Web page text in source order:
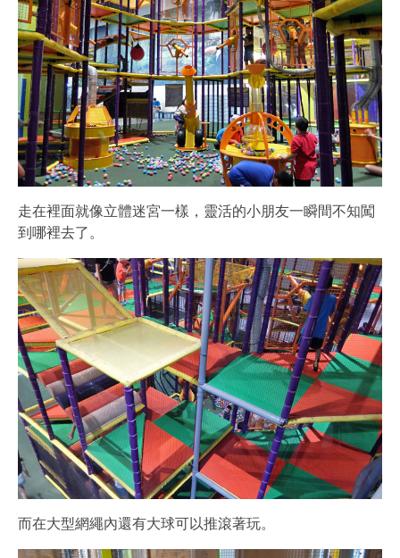
走在裡面就像立體迷宮一樣，靈活的小朋友一瞬間不知闖
到哪裡去了。
而在大型網繩內還有大球可以推滾著玩。